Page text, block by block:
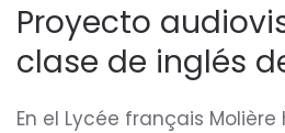
Proyecto
clase de inglés
En el Lycée français